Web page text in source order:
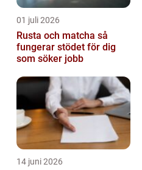
01 juli 2026
Rusta och matcha så
fungerar stödet för dig
som söker jobb
14 juni 2026